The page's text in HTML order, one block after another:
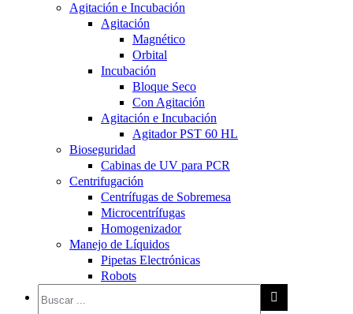
Agitación e Incubación
Agitación
Magnético
Orbital
Incubación
Bloque Seco
Con Agitación
Agitación e Incubación
Agitador PST 60 HL
Bioseguridad
Cabinas de UV para PCR
Centrifugación
Centrífugas de Sobremesa
Microcentrífugas
Homogenizador
Manejo de Líquidos
Pipetas Electrónicas
Robots